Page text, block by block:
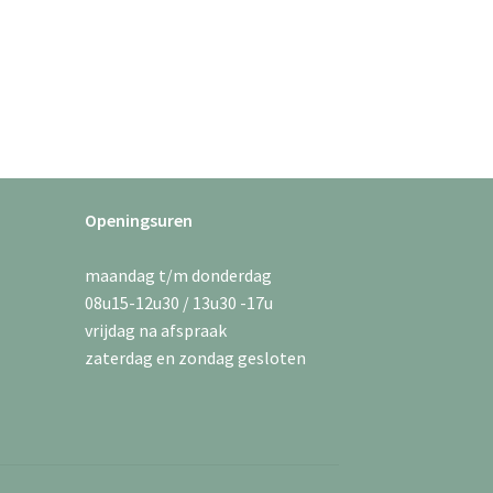
Openingsuren
maandag t/m donderdag
08u15-12u30 / 13u30 -17u
vrijdag na afspraak
zaterdag en zondag gesloten